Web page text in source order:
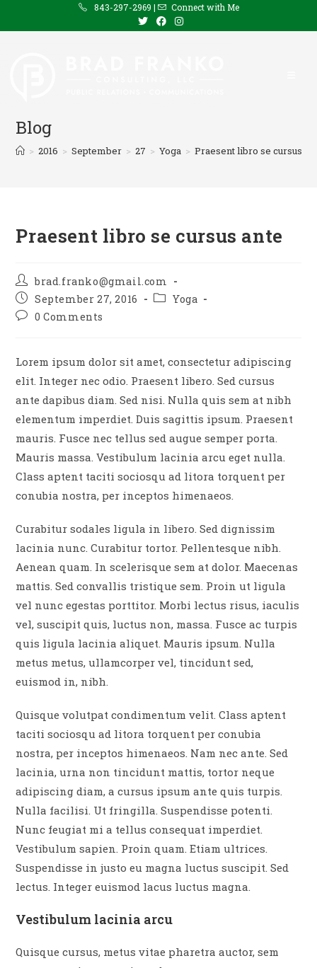
843-297-2969 | Connect with Me
Blog
> 2016 > September > 27 > Yoga > Praesent libro se cursus
Praesent libro se cursus ante
Post
author:
brad.franko@gmail.com
Post
published:
September 27, 2016
PostYoga
Post0 Comments
Lorem ipsum dolor sit amet, consectetur adipiscing
elit. Integer nec odio. Praesent libero. Sed cursus
ante dapibus diam. Sed nisi. Nulla quis sem at nibh
elementum imperdiet. Duis sagittis ipsum. Praesent
mauris. Fusce nec tellus sed augue semper porta.
Mauris massa. Vestibulum lacinia arcu eget nulla.
Class aptent taciti sociosqu ad litora torquent per
conubia nostra, per inceptos himenaeos.
Curabitur sodales ligula in libero. Sed dignissim
lacinia nunc. Curabitur tortor. Pellentesque nibh.
Aenean quam. In scelerisque sem at dolor. Maecenas
mattis. Sed convallis tristique sem. Proin ut ligula
vel nunc egestas porttitor. Morbi lectus risus, iaculis
vel, suscipit quis, luctus non, massa. Fusce ac turpis
quis ligula lacinia aliquet. Mauris ipsum. Nulla
metus metus, ullamcorper vel, tincidunt sed,
euismod in, nibh.
Quisque volutpat condimentum velit. Class aptent
taciti sociosqu ad litora torquent per conubia
nostra, per inceptos himenaeos. Nam nec ante. Sed
lacinia, urna non tincidunt mattis, tortor neque
adipiscing diam, a cursus ipsum ante quis turpis.
Nulla facilisi. Ut fringilla. Suspendisse potenti.
Nunc feugiat mi a tellus consequat imperdiet.
Vestibulum sapien. Proin quam. Etiam ultrices.
Suspendisse in justo eu magna luctus suscipit. Sed
lectus. Integer euismod lacus luctus magna.
Vestibulum lacinia arcu
Quisque cursus, metus vitae pharetra auctor, sem